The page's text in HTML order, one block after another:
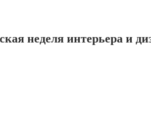
неделя интерьера и